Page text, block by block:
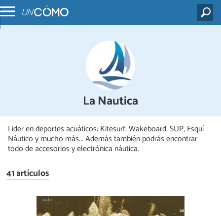
La Nautica
Lider en deportes acuáticos: Kitesurf, Wakeboard, SUP, Esquí
Náutico y mucho más... Además también podrás encontrar
todo de accesorios y electrónica náutica.
41 artículos